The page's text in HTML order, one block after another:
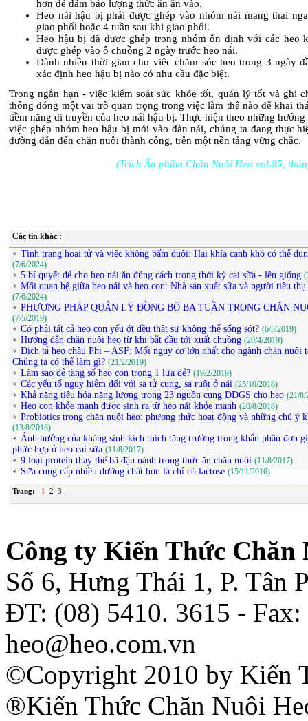
hơn để đảm bảo lượng thức ăn ăn vào.
Heo nái hậu bị phải được ghép vào nhóm nái mang thai
giao phối hoặc 4 tuần sau khi giao phối.
Heo hậu bị đã được ghép trong nhóm ổn định với các heo
được ghép vào ô chuồng 2 ngày trước heo nái.
Dành nhiều thời gian cho việc chăm sóc heo trong 3 ngày
xác định heo hậu bị nào có nhu cầu đặc biệt.
Trong ngắn hạn - việc kiểm soát sức khỏe tốt, quản lý tốt và ghi
thống đóng một vai trò quan trọng trong việc làm thế nào để khai
tiềm năng di truyền của heo nái hậu bị. Thực hiện theo những hướng
việc ghép nhóm heo hậu bị mới vào đàn nái, chúng ta đang thực
đường dẫn đến chăn nuôi thành công, trên một nền tảng vững chắc.
(Trích Ấn phẩm Chăn Nuôi Heo vol.85,
Các tin khác :
Tình trạng hoại tử và việc không bấm đuôi: Hai khía cạnh khó có thể
(7/6/2024)
5 bí quyết để cho heo nái ăn đúng cách trong thời kỳ cai sữa - lên giống
Mối quan hệ giữa heo nái và heo con: Nhà sản xuất sữa và người tiêu thụ
(7/6/2024)
PHƯƠNG PHÁP QUẢN LÝ ĐỒNG BỘ BA TUẦN TRONG CHĂN
(7/5/2019)
Có phải tất cả heo con yếu ớt đều thật sự không thể sống sót? (6/5/2019)
Hướng dẫn chăn nuôi heo từ khi bắt đầu tới xuất chuồng (20/4/2019)
Dịch tả heo châu Phi – ASF: Mối nguy cơ lớn nhất cho ngành chăn nuôi
Chúng ta có thể làm gì? (21/2/2019)
Làm sao để tăng số heo con trong 1 lứa đẻ? (19/2/2019)
Các yếu tố nguy hiểm đối với sa tử cung, sa ruột ở nái (25/10/2018)
Khả năng tiêu hóa năng lượng trong 23 nguồn cung DDGS cho heo (21/8/
Heo con khỏe mạnh được sinh ra từ heo nái khỏe mạnh (20/8/2018)
Probiotics trong chăn nuôi heo: phương thức hoạt động và những chú ý
(13/8/2018)
Ảnh hưởng của kháng sinh kích thích tăng trưởng trong khẩu phần đơn
phức hợp ở heo cai sữa (11/8/2017)
9 loại protein thay thế bã đậu nành trong thức ăn chăn nuôi (11/8/2017)
Sữa cung cấp nhiều dưỡng chất hơn là chỉ có lactose (15/11/2016)
Trang: 1 2 3
Công ty Kiến Thức Chăn
Số 6, Hưng Thái 1, P. Tân
ĐT: (08) 5410. 3615 -
heo@heo.com.vn
©Copyright 2010 by Kiến
®Kiến Thức Chăn Nuôi